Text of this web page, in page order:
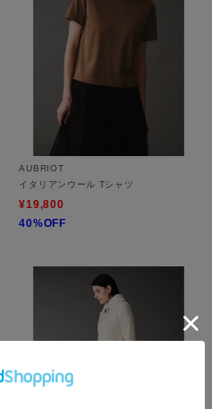
AUBRIOT
イタリアンウール Tシャツ
¥19,800
40%OFF